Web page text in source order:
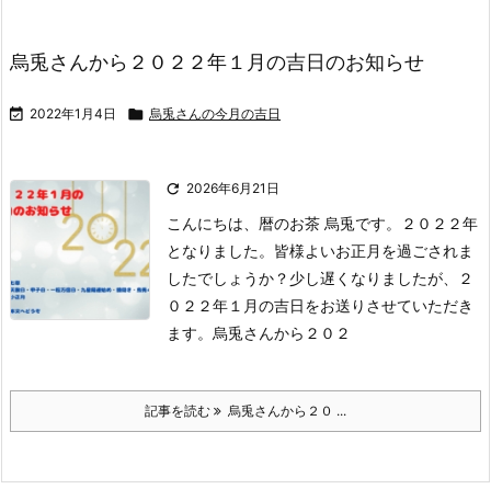
烏兎さんから２０２２年１月の吉日のお知らせ
 2022年1月4日  烏兎さんの今月の吉日
 2026年6月21日
こんにちは、暦のお茶 烏兎です。
２０２２年
となりました。 皆様よいお正月を過ごされま
したでしょうか？ 少し遅くなりましたが、２
０２２年１月の吉日をお送りさせていただき
ます。 烏兎さんから２０２
記事を読む 烏兎さんから２０ ...